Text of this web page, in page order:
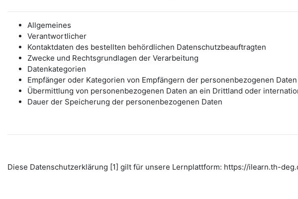
Allgemeines
Verantwortlicher
Kontaktdaten des bestellten behördlichen Datenschutzbeauftragten
Zwecke und Rechtsgrundlagen der Verarbeitung
Datenkategorien
Empfänger oder Kategorien von Empfängern der personenbezogenen Daten
Übermittlung von personenbezogenen Daten an ein Drittland oder
Dauer der Speicherung der personenbezogenen Daten
Diese Datenschutzerklärung [1] gilt für unsere Lernplattform: https://ilearn.th-